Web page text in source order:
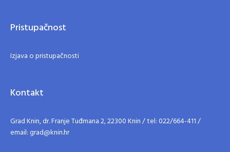
Pristupačnost
Izjava o pristupačnosti
Kontakt
Grad Knin, dr. Franje Tuđmana 2, 22300 Knin / tel: 022/664-411 /
email: grad@knin.hr